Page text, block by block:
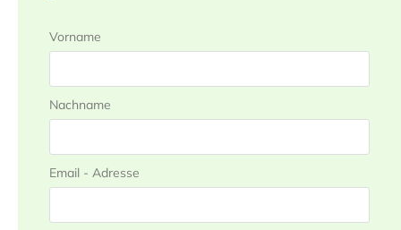
Vorname
Nachname
Email - Adresse